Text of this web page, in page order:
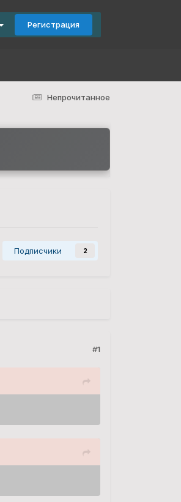
Регистрация
Непрочитанное
Подписчики 2
#1